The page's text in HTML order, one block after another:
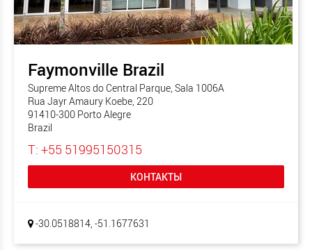
Faymonville Brazil
Supreme Altos do Central Parque, Sala 1006A
Rua Jayr Amaury Koebe, 220
91410-300 Porto Alegre
Brazil
T: +55 51995150315
КОНТАКТЫ
-30.0518814, -51.1677631